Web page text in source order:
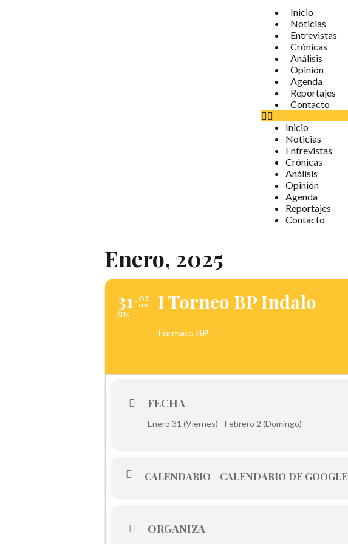
Inicio
Noticias
Entrevistas
Crónicas
Análisis
Opinión
Agenda
Reportajes
Contacto
Inicio
Noticias
Entrevistas
Crónicas
Análisis
Opinión
Agenda
Reportajes
Contacto
Enero, 2025
31
ENE
02
FEB I Torneo BP Indalo
Formato BP.
FECHA
Enero 31 (Viernes) - Febrero 2 (Domingo)
CALENDARIO CALENDARIO DE GOOGLE
ORGANIZA